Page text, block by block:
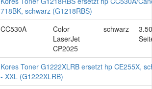
718BK, schwarz (G1218RBS)
CC530A
Color
LaserJet
CP2025
schwarz
Kores Toner G1222XLRB ersetzt hp CE255X,
- XXL (G1222XLRB)